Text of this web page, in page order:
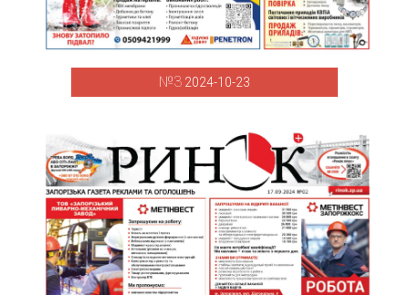
№3 2024-10-23